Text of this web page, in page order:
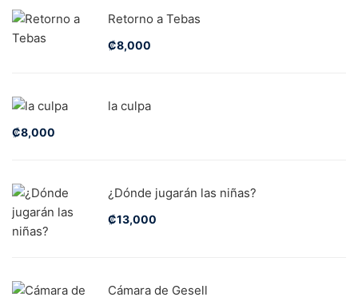
Retorno a Tebas
₡8,000
la culpa
₡8,000
¿Dónde jugarán las niñas?
₡13,000
Cámara de Gesell